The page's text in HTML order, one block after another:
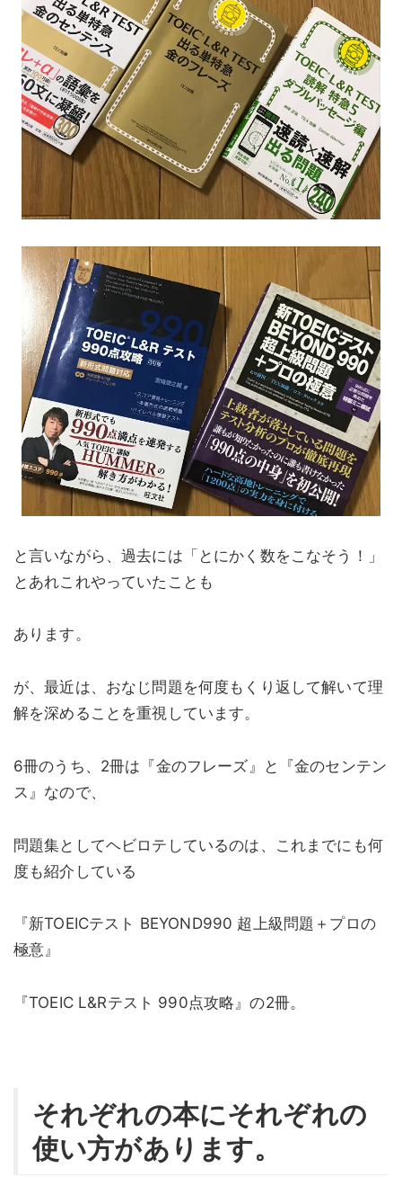
と言いながら、過去には「とにかく数をこなそう！」
とあれこれやっていたことも
あります。
が、最近は、おなじ問題を何度もくり返して解いて理
解を深めることを重視しています。
6冊のうち、2冊は『金のフレーズ』と『金のセンテン
ス』なので、
問題集としてヘビロテしているのは、これまでにも何
度も紹介している
『新TOEICテスト BEYOND990 超上級問題＋プロの
極意』
『TOEIC L&Rテスト 990点攻略』の2冊。
それぞれの本にそれぞれの
使い方があります。